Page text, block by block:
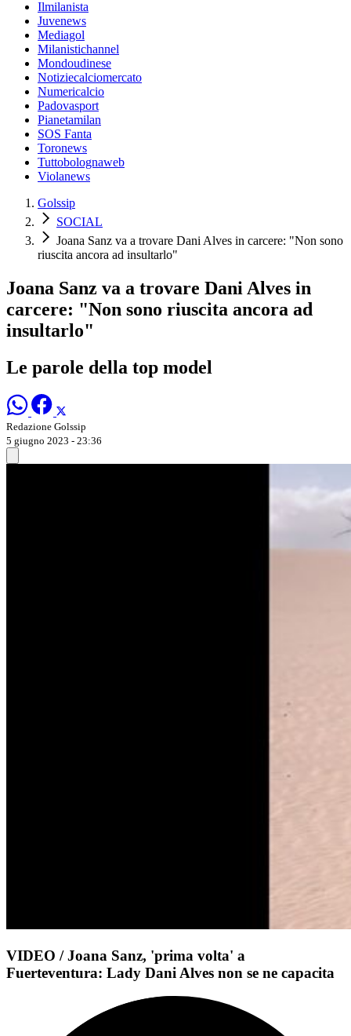
Ilmilanista
Juvenews
Mediagol
Milanistichannel
Mondoudinese
Notiziecalciomercato
Numericalcio
Padovasport
Pianetamilan
SOS Fanta
Toronews
Tuttobolognaweb
Violanews
Golssip
SOCIAL
Joana Sanz va a trovare Dani Alves in carcere: "Non sono
riuscita ancora ad insultarlo"
Joana Sanz va a trovare Dani Alves in
carcere: "Non sono riuscita ancora ad
insultarlo"
Le parole della top model
Redazione Golssip
5 giugno 2023 - 23:36
VIDEO / Joana Sanz, 'prima volta' a
Fuerteventura: Lady Dani Alves non se ne capacita